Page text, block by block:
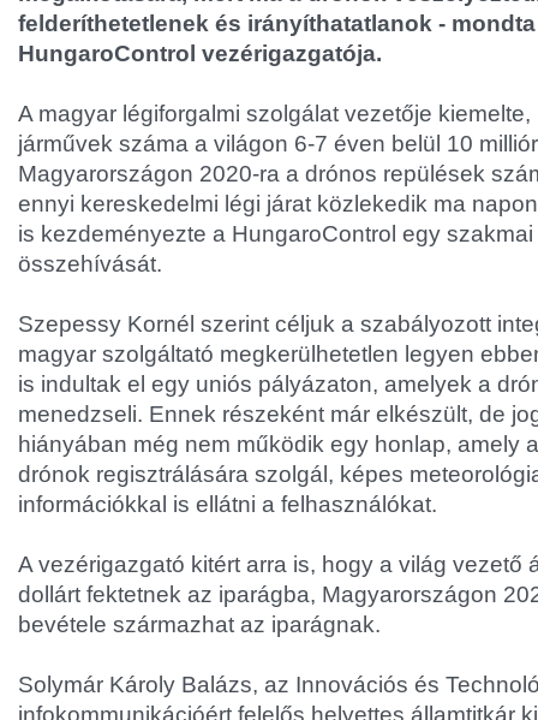
felderíthetetlenek és irányíthatatlanok -
HungaroControl vezérigazgatója.
A magyar légiforgalmi szolgálat vezetője
járművek száma a világon 6-7 éven belül 10
Magyarországon 2020-ra a drónos repülések
ennyi kereskedelmi légi járat közlekedik ma
is kezdeményezte a HungaroControl egy
összehívását.
Szepessy Kornél szerint céljuk a szabályozott
magyar szolgáltató megkerülhetetlen legyen
is indultak el egy uniós pályázaton, amelyek a
menedzseli. Ennek részeként már elkészült, de
hiányában még nem működik egy honlap, amely
drónok regisztrálására szolgál, képes
információkkal is ellátni a felhasználókat.
A vezérigazgató kitért arra is, hogy a világ vezető
dollárt fektetnek az iparágba, Magyarországon
bevétele származhat az iparágnak.
Solymár Károly Balázs, az Innovációs és
infokommunikációért felelős helyettes államtitkár